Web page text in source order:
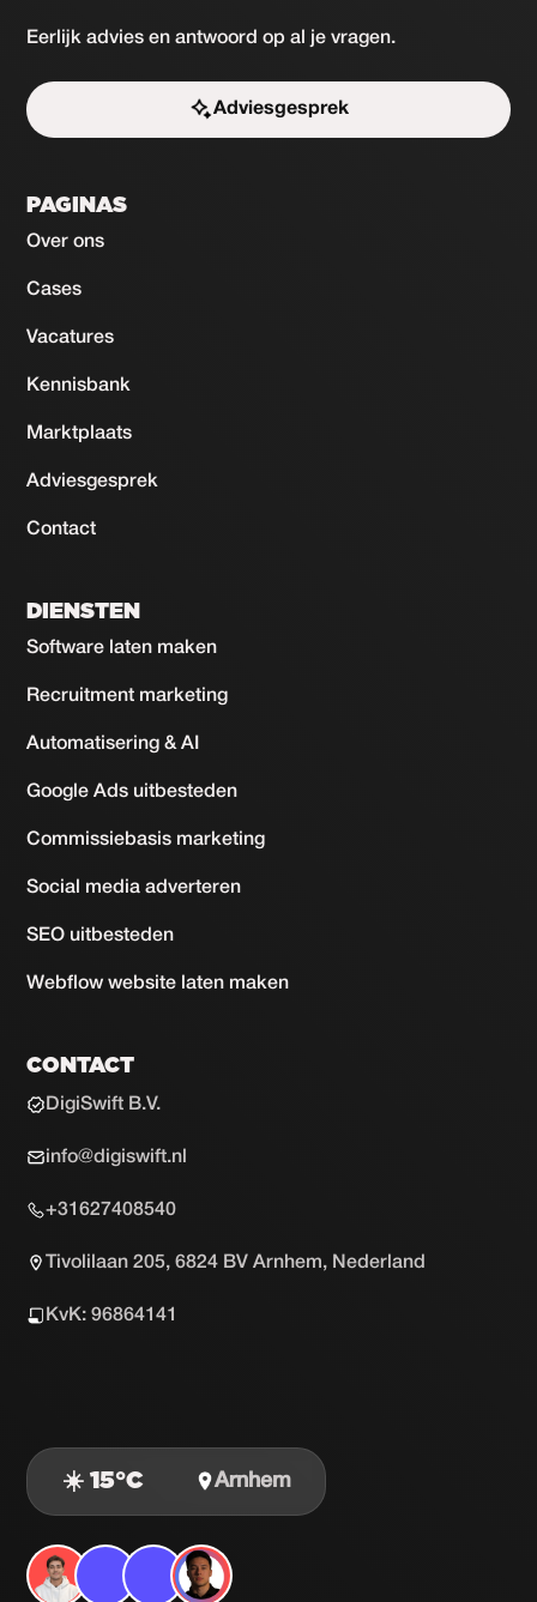
Eerlijk advies en antwoord op al je vragen.
Adviesgesprek
Start de uitdaging
PAGINAS
Over ons
Cases
Vacatures
Kennisbank
Marktplaats
Adviesgesprek
Contact
DIENSTEN
Software laten maken
Recruitment marketing
Automatisering & AI
Google Ads uitbesteden
Commissiebasis marketing
Social media adverteren
SEO uitbesteden
Webflow website laten maken
CONTACT
DigiSwift B.V.
info@digiswift.nl
+31627408540
Tivolilaan 205, 6824 BV Arnhem, Nederland
KvK: 96864141
☀️ 15°C Arnhem